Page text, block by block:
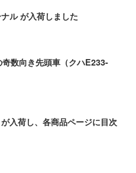
ル が入荷しました
数向き先頭車（クハE233-
入荷し、各商品ページに目次